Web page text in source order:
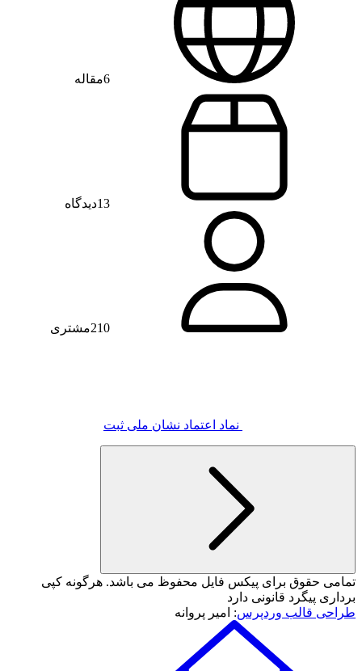
6مقاله
13دیدگاه
210مشتری
نماد اعتماد نشان ملی ثبت
تمامی حقوق برای پیکس فایل محفوظ می باشد. هرگونه کپی
برداری پیگرد قانونی دارد
طراحی قالب وردپرس: امیر پروانه